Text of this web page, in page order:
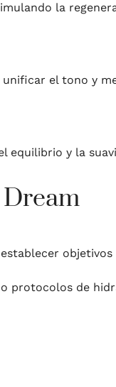
la
el tono y
equilibrio y la
objetivos
protocolos de